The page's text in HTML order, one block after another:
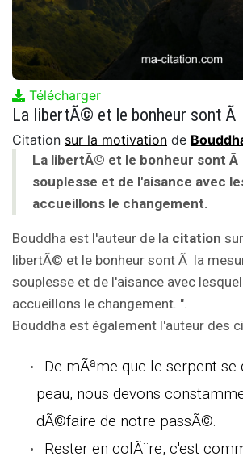
Télécharger
Citation sur la motivation de
La libertÃ© et le bonheur sont Ã
souplesse et de l'aisance avec
accueillons le changement.
Bouddha est l'auteur de la citation
libertÃ© et le bonheur sont Ã la
souplesse et de l'aisance avec
accueillons le changement. ".
Bouddha est également l'auteur des
De mÃªme que le serpent
peau, nous devons
dÃ©faire de notre passÃ©.
Rester en colÃ¨re, c'est